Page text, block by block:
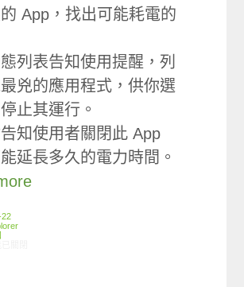
App，找出可能耗電的
列表告知使用提醒，列
兇的應用程式，供你選
止其運行。
知使用者關閉此 App
延長多久的電力時間。
22